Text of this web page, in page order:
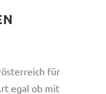
für
egal ob mit